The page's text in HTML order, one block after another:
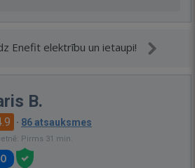
Enefit elektrību un ietaupi!
B.
· 86 atsauksmes
Pirms 31 min.